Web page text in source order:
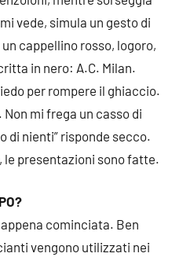
vede, simula un gesto di
cappellino rosso, logoro,
in nero: A.C. Milan.
per rompere il ghiaccio.
Non mi frega un casso di
di nienti” risponde secco.
le presentazioni sono fatte.
cominciata. Ben
vengono utilizzati nei